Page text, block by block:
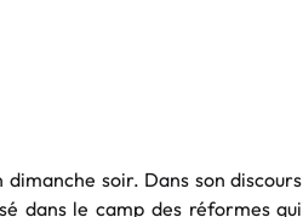
soir. Dans son discours
dans le camp des réformes qui